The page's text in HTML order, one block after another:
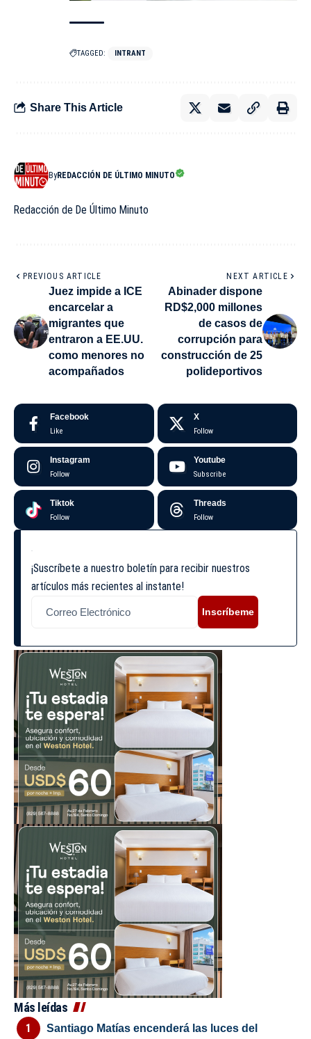
TAGGED: INTRANT
Share This Article
ByREDACCIÓN DE ÚLTIMO MINUTO
Redacción de De Último Minuto
PREVIOUS ARTICLE
Juez impide a ICE
encarcelar a
migrantes que
entraron a EE.UU.
como menores no
acompañados
NEXT ARTICLE
Abinader dispone
RD$2,000 millones
de casos de
corrupción para
construcción de 25
polideportivos
Facebook
Like
X
Follow
Instagram
Follow
Youtube
Subscribe
Tiktok
Follow
Threads
Follow
¡Suscríbete a nuestro boletín para recibir nuestros
artículos más recientes al instante!
Inscríbeme
Más leídas
Santiago Matías encenderá las luces del